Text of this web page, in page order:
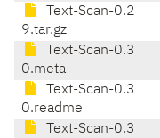
Text-Scan-0.2
9.tar.gz
Text-Scan-0.3
0.meta
Text-Scan-0.3
0.readme
Text-Scan-0.3